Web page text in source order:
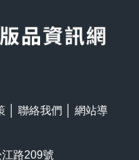
聯絡我們
網站導
路209號